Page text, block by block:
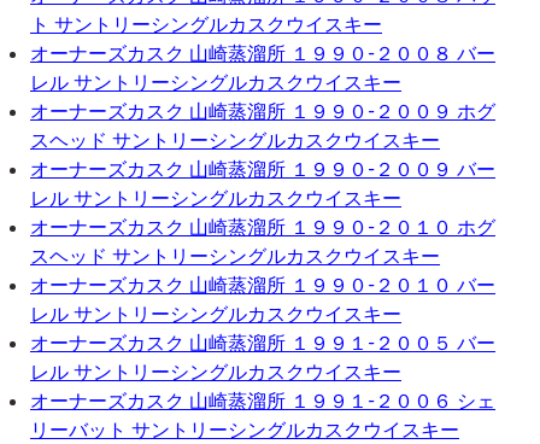
ト サントリーシングルカスクウイスキー
オーナーズカスク 山崎蒸溜所 １９９０-２００８ バー
レル サントリーシングルカスクウイスキー
オーナーズカスク 山崎蒸溜所 １９９０-２００９ ホグ
スヘッド サントリーシングルカスクウイスキー
オーナーズカスク 山崎蒸溜所 １９９０-２００９ バー
レル サントリーシングルカスクウイスキー
オーナーズカスク 山崎蒸溜所 １９９０-２０１０ ホグ
スヘッド サントリーシングルカスクウイスキー
オーナーズカスク 山崎蒸溜所 １９９０-２０１０ バー
レル サントリーシングルカスクウイスキー
オーナーズカスク 山崎蒸溜所 １９９１-２００５ バー
レル サントリーシングルカスクウイスキー
オーナーズカスク 山崎蒸溜所 １９９１-２００６ シェ
リーバット サントリーシングルカスクウイスキー